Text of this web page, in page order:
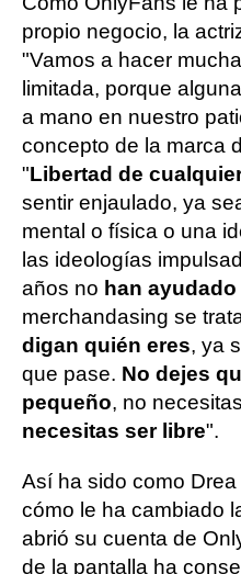
propio negocio, la
"Vamos a hacer
limitada, porque
a mano en nuestro
concepto de la marca
"Libertad de
sentir enjaulado, ya
mental o física o una
las ideologías
años no han
merchandasing se
digan quién eres, ya
que pase. No dejes
pequeño, no
necesitas ser libre".
Así ha sido como
cómo le ha cambiado
abrió su cuenta de
de la pantalla ha